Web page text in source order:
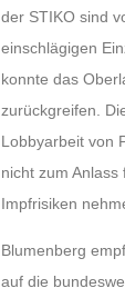
der STIKO sind
einschlägigen
konnte das
zurückgreifen.
Lobbyarbeit von
nicht zum
Impfrisiken
Blumenberg
auf die